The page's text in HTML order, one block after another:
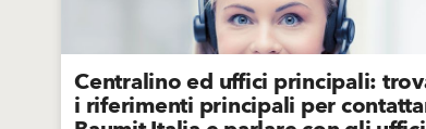
Centralino ed uffici principali:
i riferimenti principali per